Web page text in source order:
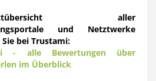
aller
und Netztwerke
bei Trustami:
- alle Bewertungen über
im Überblick